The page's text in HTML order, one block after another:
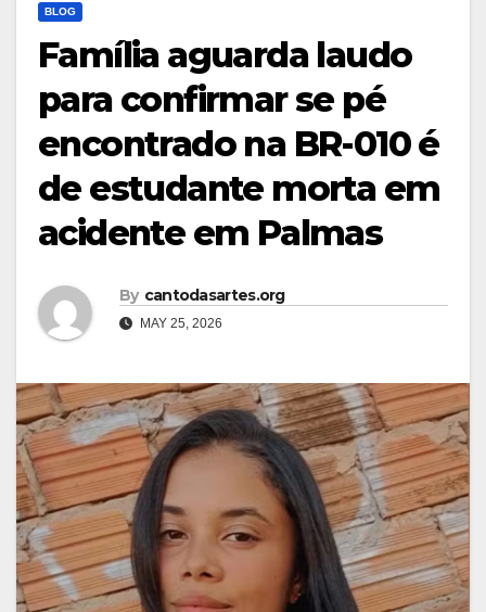
BLOG
Família aguarda laudo
para confirmar se pé
encontrado na BR-010 é
de estudante morta em
acidente em Palmas
By cantodasartes.org
MAY 25, 2026